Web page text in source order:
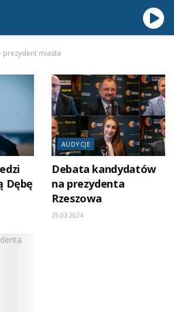
prezydent miasta
Dębę
AUDYCJE
Debata kandydatów
na prezydenta
Rzeszowa
25.03.2024